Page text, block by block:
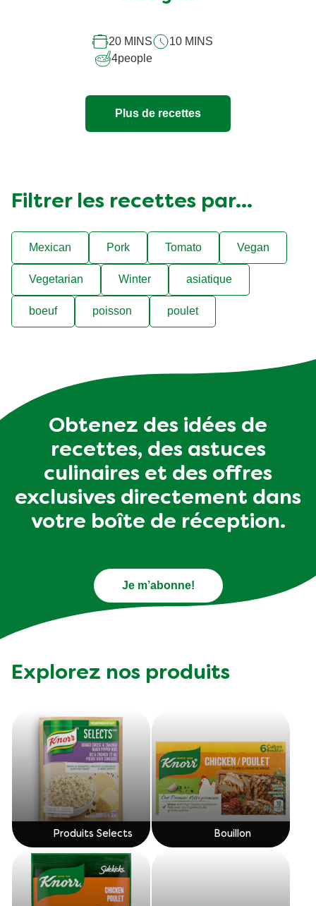
recipe
20 MINS
10 MINS
4people
Plus de recettes
Filtrer les recettes par...
Mexican Pork Tomato Vegan
Vegetarian Winter asiatique
boeuf poisson poulet
Obtenez des idées de
recettes, des astuces
culinaires et des offres
exclusives directement dans
votre boîte de réception.
Je m’abonne!
Explorez nos produits
Produits Selects Bouillon